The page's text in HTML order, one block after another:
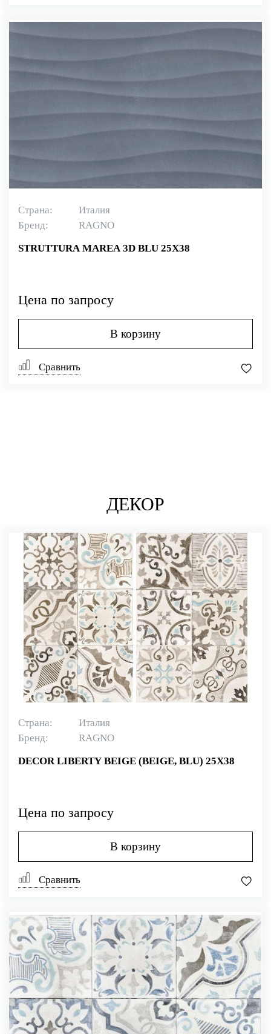
Страна:
Италия
Бренд:
RAGNO
STRUTTURA MAREA 3D BLU 25X38
Цена по запросу
В корзину
Сравнить
ДЕКОР
Страна:
Италия
Бренд:
RAGNO
DECOR LIBERTY BEIGE (BEIGE, BLU) 25X38
Цена по запросу
В корзину
Сравнить